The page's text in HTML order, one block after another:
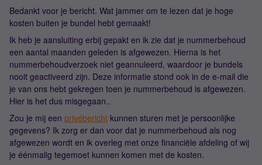
Bedankt voor je bericht. Wat jammer om te lezen dat je hoge
kosten buiten je bundel hebt gemaakt!
Ik heb je aansluiting erbij gepakt en ik zie dat je nummerbehoud
een aantal maanden geleden is afgewezen. Hierna is het
nummerbehoudverzoek niet geannuleerd, waardoor je bundels
nooit geactiveerd zijn. Deze informatie stond ook in de e-mail die
je van ons hebt gekregen toen je nummerbehoud is afgewezen.
Hier is het dus misgegaan..
Zou je mij een privébericht kunnen sturen met je persoonlijke
gegevens? Ik zorg er dan voor dat je nummerbehoud als nog
afgewezen wordt en ik overleg met onze financiële afdeling of wij
je éénmalig tegemoet kunnen komen met de kosten.